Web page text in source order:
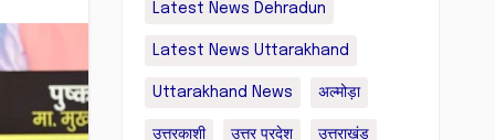
Latest News Dehradun
Latest News Uttarakhand
Uttarakhand News अल्मोड़ा
उत्तरकाशी उत्तर प्रदेश उत्तराखंड